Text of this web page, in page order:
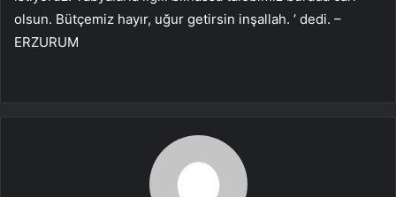
olsun. Bütçemiz hayır, uğur getirsin inşallah. ‘ dedi. –
ERZURUM